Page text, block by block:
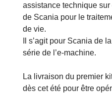
assistance technique sur
de Scania pour le
de vie.
Il s’agit pour Scania de
série de l’e-machine.
La livraison du premier
dès cet été pour être